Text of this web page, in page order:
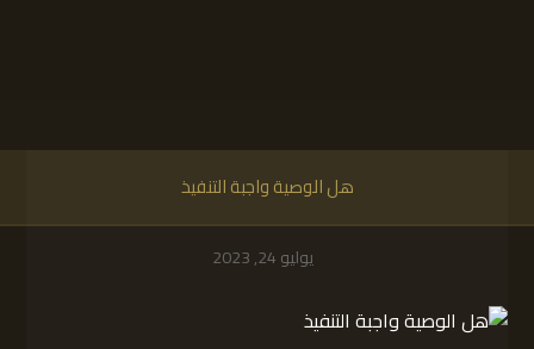
هل الوصية واجبة التنفيذ
يوليو 24, 2023